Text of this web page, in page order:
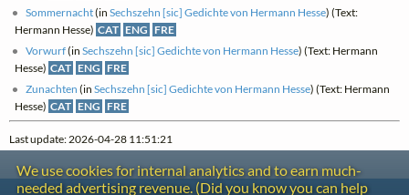
Sommernacht(inSechszehn [sic] Gedichte von Hermann Hesse) (Text:
Hermann Hesse) CAT ENG FRE
Vorwurf(inSechszehn [sic] Gedichte von Hermann Hesse) (Text: Hermann
Hesse) CAT ENG FRE
Zunachten (inSechszehn [sic] Gedichte von Hermann Hesse) (Text: Hermann
Hesse) CAT ENG FRE
Last update: 2026-04-28 11:51:21
We use cookies for internal analytics and to earn much-
needed advertising revenue. (Did you know you can help